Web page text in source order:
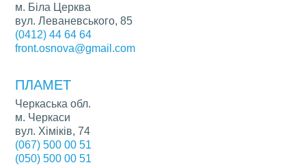
м. Біла Церква
вул. Леваневського, 85
(0412) 44 64 64
front.osnova@gmail.com
ПЛАМЕТ
Черкаська обл.
м. Черкаси
вул. Хіміків, 74
(067) 500 00 51
(050) 500 00 51